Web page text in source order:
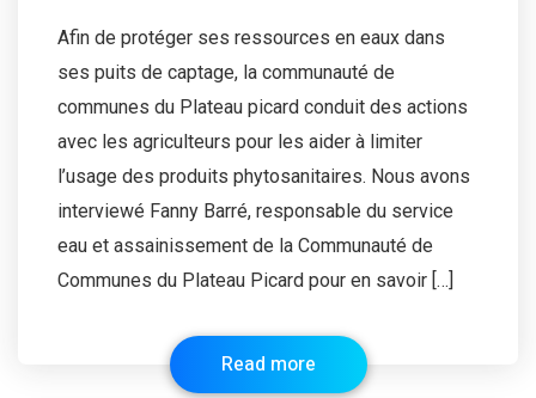
Afin de protéger ses ressources en eaux dans
ses puits de captage, la communauté de
communes du Plateau picard conduit des actions
avec les agriculteurs pour les aider à limiter
l’usage des produits phytosanitaires. Nous avons
interviewé Fanny Barré, responsable du service
eau et assainissement de la Communauté de
Communes du Plateau Picard pour en savoir […]
Read more